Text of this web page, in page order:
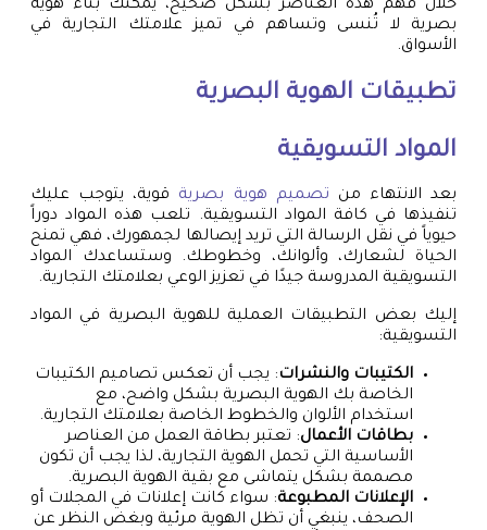
خلال فهم هذه العناصر بشكل صحيح، يمكنك بناء هوية
بصرية لا تُنسى وتساهم في تميز علامتك التجارية في
الأسواق.
تطبيقات الهوية البصرية
المواد التسويقية
بعد الانتهاء من تصميم هوية بصرية قوية، يتوجب عليك
تنفيذها في كافة المواد التسويقية. تلعب هذه المواد دوراً
حيوياً في نقل الرسالة التي تريد إيصالها لجمهورك، فهي تمنح
الحياة لشعارك، وألوانك، وخطوطك. وستساعدك المواد
التسويقية المدروسة جيدًا في تعزيز الوعي بعلامتك التجارية.
إليك بعض التطبيقات العملية للهوية البصرية في المواد
التسويقية:
الكتيبات والنشرات: يجب أن تعكس تصاميم الكتيبات
الخاصة بك الهوية البصرية بشكل واضح، مع
استخدام الألوان والخطوط الخاصة بعلامتك التجارية.
بطاقات الأعمال: تعتبر بطاقة العمل من العناصر
الأساسية التي تحمل الهوية التجارية، لذا يجب أن تكون
مصممة بشكل يتماشى مع بقية الهوية البصرية.
الإعلانات المطبوعة: سواء كانت إعلانات في المجلات أو
الصحف، ينبغي أن تظل الهوية مرئية وبغض النظر عن